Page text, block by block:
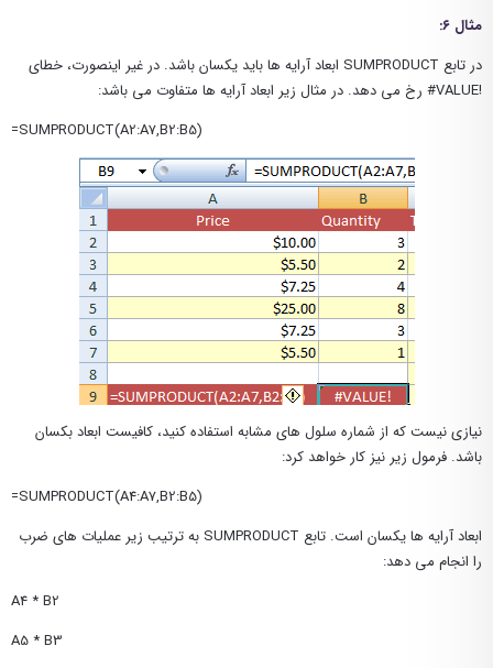
مثال ۶:
در تابع SUMPRODUCT ابعاد آرایه ها باید یکسان باشد. در غیر اینصورت، خطای
!VALUE# رخ می دهد. در مثال زیر ابعاد آرایه ها متفاوت می باشد:
=SUMPRODUCT(A2:A7,B2:B5)
نیازی نیست که از شماره سلول های مشابه استفاده کنید، کافیست ابعاد بکسان
باشد. فرمول زیر نیز کار خواهد کرد:
=SUMPRODUCT(A4:A7,B2:B5)
ابعاد آرایه ها یکسان است. تابع SUMPRODUCT به ترتیب زیر عملیات های ضرب
را انجام می دهد:
A4 * B2
A5 * B3